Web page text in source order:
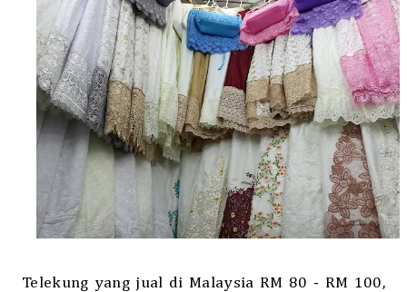
Telekung yang jual di Malaysia RM 80 - RM 100,